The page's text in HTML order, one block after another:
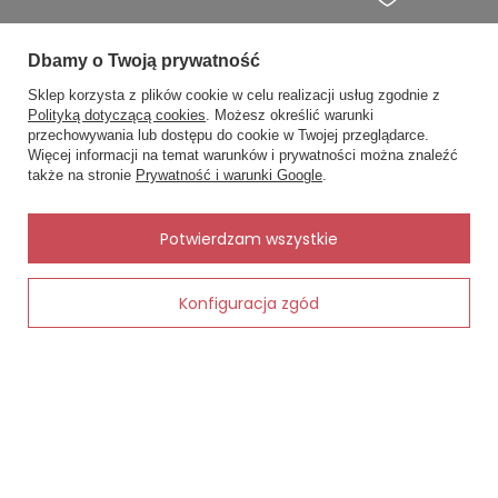
Dodaj do koszyka
M -OBWÓD BIODER 92 - 96; OBWÓD BIUSTU 86-89
L - OBWÓD BIODER 97 - 99; OBWÓD BIUSTU 90 - 93
XL OBWÓD BIODER 100 - 104; OBWÓD BIUSTU 94- 97
XXL OBWÓD BIODER 105 - 109; OBWÓD BIUSTU 98- 101
.
ramiączkach Forex - biały
53,00 zł
74,50 zł
MOJE ZAMÓWIENIE
×
✨ Asystent zakupowy
Napisz czego szukasz — pokażę
gotowe propozycje.
Dbamy o Twoją prywatność
Sklep korzysta z plików cookie w celu realizacji usług zgodnie z
Polityką dotyczącą cookies. Możesz określić warunki
przechowywania lub dostępu do cookie w Twojej przeglądarce.
Więcej informacji na temat warunków i prywatności można znaleźć
także na stronie Prywatność i warunki Google.
Konfiguracja zgód
Potwierdzam wszystkie